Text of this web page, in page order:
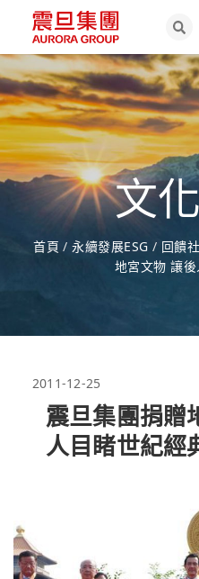
文
首頁/ 永續發展ESG / 回饋
地宮文物 讓
2011-12-25
震旦集團捐贈
人目睹世紀經